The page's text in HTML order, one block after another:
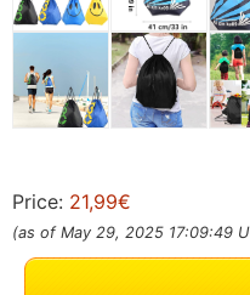
Price: 21,99€
(as of May 29, 2025 17:09:49